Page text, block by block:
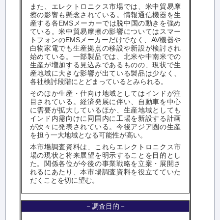
また、エレクトロニクス市場では、米中貿易摩
擦の影響も懸念されている。情報通信機器を生
産する各EMSメーカーでは脱中国の動きを強め
ている。米中貿易摩擦の影響についてはスマー
トフォンのEMSメーカーだけでなく、AV機器や
白物家電でも生産拠点の移設や新設が検討され
始めている。一部製品では、北米や中南米での
生産が増加する見込みであるものの、現状で生
産地域に大きな影響が出ている製品は少なく、
各社検討段階にとどまっているとみられる。
そのほか生産・仕向け地域としてはインドが注
目されている。経済発展に伴い、自動車を中心
に需要が拡大しているほか、生産地域としても
インド内需向けに同国内に工場を新設する計画
が次々に発表されている。今後アジア圏の生産
を担う一大地域となる可能性が高い。
本市場調査資料は、これらエレクトロニクス市
場の現状と将来展望を明示することを目的とし
た。関係各位が今後の事業戦略を立案・展開さ
れるにあたり、本市場調査資料を役立てていた
だくことを切に望む。
－調査目的－